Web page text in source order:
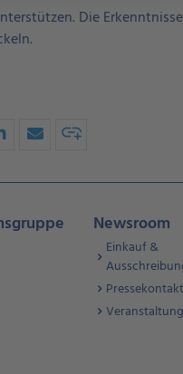
Die
Newsroom
Einkauf &
Pressekontakt